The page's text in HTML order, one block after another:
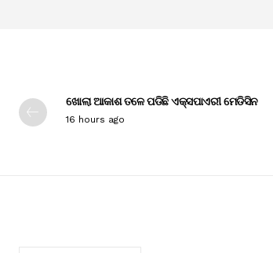
ଖୋଲା ଆକାଶ ତଳେ ପଡିଛି ଏକ୍ସପାଏରୀ ମେଡିସିନ
16 hours ago